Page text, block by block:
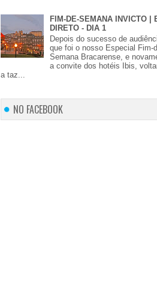
FIM-DE-SEMANA INVICTO |
DIRETO - DIA 1
Depois do sucesso de
que foi o nosso Especial Fim-
Semana Bracarense, e
a convite dos hotéis Ibis,
a taz...
NO FACEBOOK